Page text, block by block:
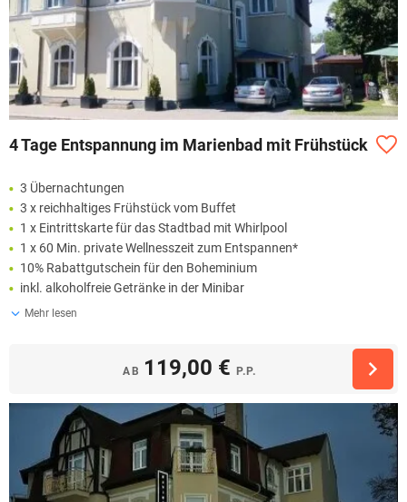
4 Tage Entspannung im Marienbad mit Frühstück
3 Übernachtungen
3 x reichhaltiges Frühstück vom Buffet
1 x Eintrittskarte für das Stadtbad mit Whirlpool
1 x 60 Min. private Wellnesszeit zum Entspannen*
10% Rabattgutschein für den Boheminium
inkl. alkoholfreie Getränke in der Minibar
Mehr lesen
AB 119,00 € P.P.